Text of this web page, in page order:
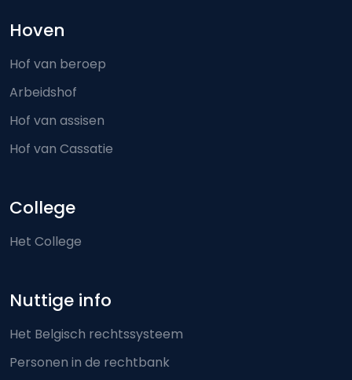
Hoven
Hof van beroep
Arbeidshof
Hof van assisen
Hof van Cassatie
College
Het College
Nuttige info
Het Belgisch rechtssysteem
Personen in de rechtbank